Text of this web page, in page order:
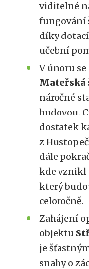
viditelné
fungování
díky
učební
V únoru
Mateřská
náročné
budovou.
dostatek
z
dále
kde vznikl
který
celoročně.
Zahájení
objektu
je
snahy o